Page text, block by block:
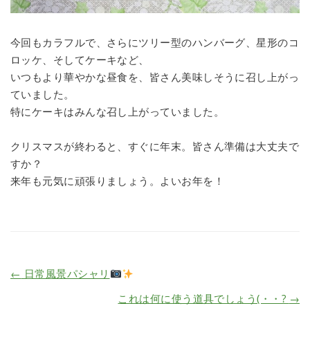
今回もカラフルで、さらにツリー型のハンバーグ、星形のコ
ロッケ、そしてケーキなど、
いつもより華やかな昼食を、皆さん美味しそうに召し上がっ
ていました。
特にケーキはみんな召し上がっていました。
クリスマスが終わると、すぐに年末。皆さん準備は大丈夫で
すか？
来年も元気に頑張りましょう。よいお年を！
← 日常風景パシャリ
これは何に使う道具でしょう(・・? →